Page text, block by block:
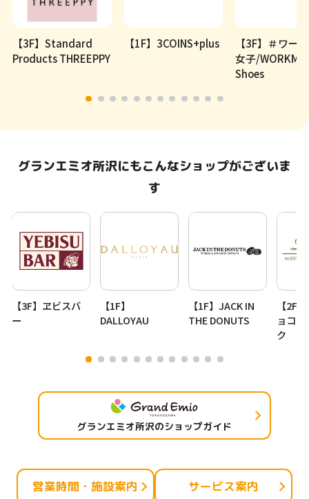
【3F】Standard
Products THREEPPY
【1F】3COINS+plus
【3F】＃ワー
女子/
Shoes
グランエミオ所沢にもこんなショップがございま
す
【3F】ヱビスバ
ー
【1F】
DALLOYAU
【1F】JACK IN
THE DONUTS
【2F
ョコ
ク
グランエミオ所沢のショップガイド
営業時間・施設案内 サービス案内